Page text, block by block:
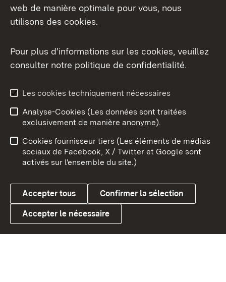
Aperçu des thèmes
Link zum Landesportal
Conseils d'utilisation
Confidentialité
Cookies
web de manière optimale pour vous, nous
utilisons des cookies.
Pour plus d'informations sur les cookies, veuillez
consulter notre politique de confidentialité.
Les cookies techniquement nécessaires
Analyse-Cookies (Les données sont traitées
exclusivement de manière anonyme).
Cookies fournisseur tiers (Les éléments de médias
sociaux de Facebook, X / Twitter et Google sont
activés sur l'ensemble du site.)
Accepter tous Confirmer la sélection
Accepter le nécessaire